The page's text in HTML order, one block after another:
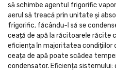
să schimbe agentul frigorific
aerul să treacă prin unitate și
frigorific, făcându-l să se
ceață de apă la răcitoarele răcite
eficiența în majoritatea condițiilor
ceața de apă poate scădea
condensator. Eficiența